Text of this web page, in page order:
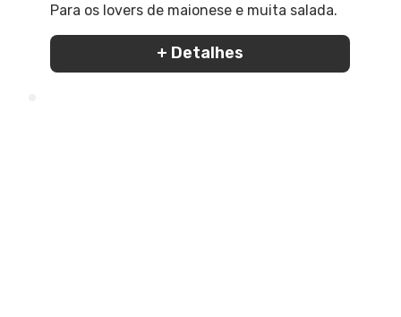
Para os lovers de maionese e muita salada.
+ Detalhes